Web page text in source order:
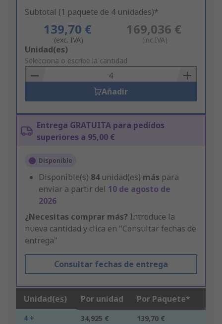
Subtotal (1 paquete de 4 unidades)*
139,70 €
(exc. IVA)
169,036 €
(inc.IVA)
Add
to
Basket
Unidad(es)
Selecciona o escribe la cantidad
Añadir
Entrega GRATUITA para pedidos
superiores a 95,00 €
Disponible
Disponible(s) 84 unidad(es) más para
enviar a partir del 10 de agosto de
2026
¿Necesitas comprar más? Introduce la
nueva cantidad y clica en "Consultar fechas de
entrega"
Consultar fechas de entrega
Unidad(es) Por unidad Por Paquete*
4 + 34,925 € 139,70 €